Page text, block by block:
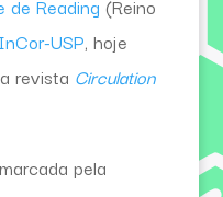
de Reading (Reino
InCor-USP, hoje
revista Circulation
pela